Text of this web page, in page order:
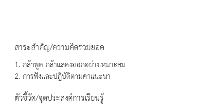
สาระสำคัญ/ความคิดรวมยอด
1. กล้าพูด กล้าแสดงออกอย่างเหมาะสม
2. การฟังและปฏิบัติตามคาแนะนา
ตัวชี้วัด/จุดประสงค์การเรียนรู้